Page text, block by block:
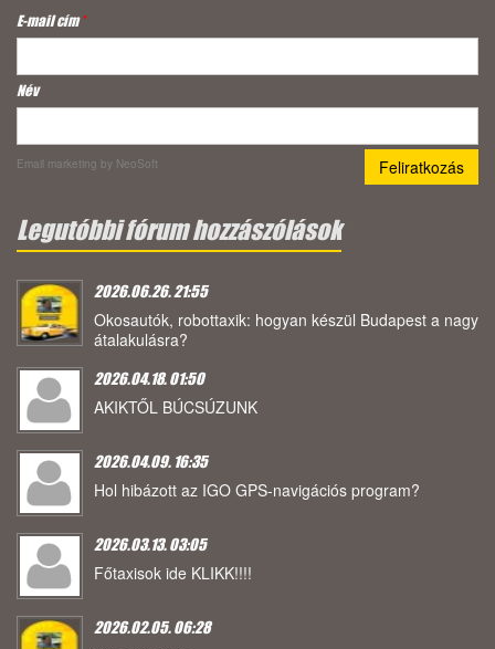
E-mail cím*
Név
Email marketing by NeoSoft
Legutóbbi fórum hozzászólások
2026.06.26. 21:55
Okosautók, robottaxik: hogyan készül Budapest a nagy
átalakulásra?
2026.04.18. 01:50
AKIKTŐL BÚCSÚZUNK
2026.04.09. 16:35
Hol hibázott az IGO GPS-navigációs program?
2026.03.13. 03:05
Főtaxisok ide KLIKK!!!!
2026.02.05. 06:28